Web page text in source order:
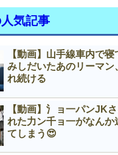
気記事
【動画】山手線車内で
みしだいたあのリーマン
れ続ける
【動画】氵ョ一パンJK
れた力ン千ョ一がなんか
てしまう😍